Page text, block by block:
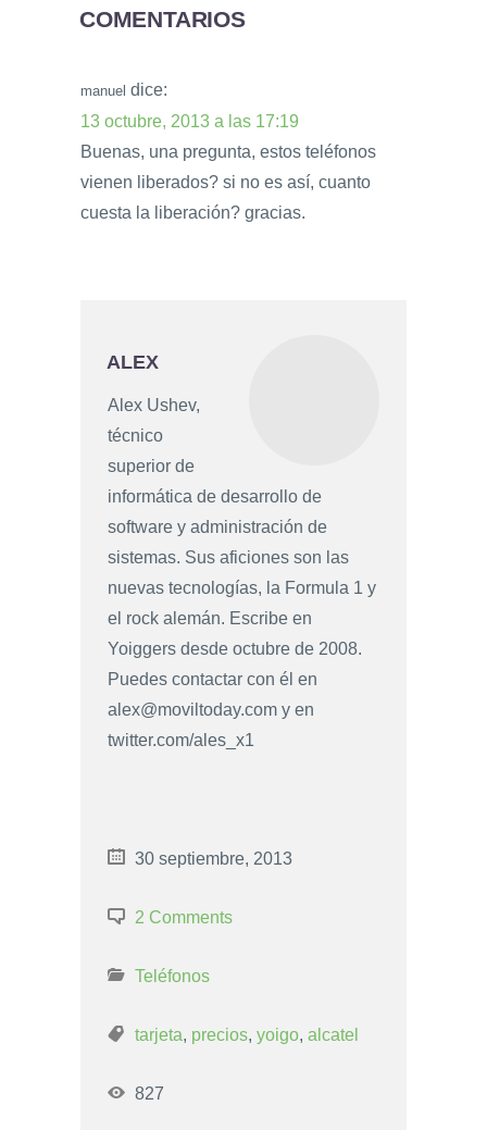
COMENTARIOS
manuel dice:
13 octubre, 2013 a las 17:19
Buenas, una pregunta, estos teléfonos
vienen liberados? si no es así, cuanto
cuesta la liberación? gracias.
ALEX
Alex Ushev,
técnico
superior de
informática de desarrollo de
software y administración de
sistemas. Sus aficiones son las
nuevas tecnologías, la Formula 1 y
el rock alemán. Escribe en
Yoiggers desde octubre de 2008.
Puedes contactar con él en
alex@moviltoday.com y en
twitter.com/ales_x1
30 septiembre, 2013
2 Comments
Teléfonos
tarjeta, precios, yoigo, alcatel
827